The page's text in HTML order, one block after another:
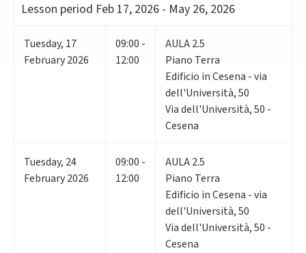
Lesson period Feb 17, 2026 - May 26, 2026
Tuesday, 17
February 2026
09:00 -
12:00
AULA 2.5
Piano Terra
Edificio in Cesena - via
dell'Università, 50
Via dell'Università, 50 -
Cesena
Tuesday, 24
February 2026
09:00 -
12:00
AULA 2.5
Piano Terra
Edificio in Cesena - via
dell'Università, 50
Via dell'Università, 50 -
Cesena